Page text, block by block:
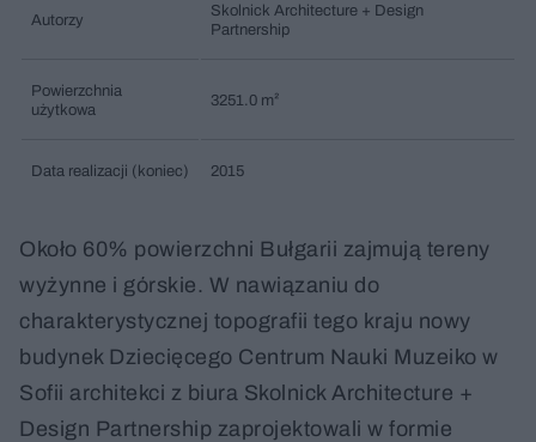
Autorzy
Skolnick Architecture + Design
Partnership
Powierzchnia
użytkowa
3251.0 m²
Data realizacji (koniec) 2015
Około 60% powierzchni Bułgarii zajmują tereny
wyżynne i górskie. W nawiązaniu do
charakterystycznej topografii tego kraju nowy
budynek Dziecięcego Centrum Nauki Muzeiko w
Sofii architekci z biura Skolnick Architecture +
Design Partnership zaprojektowali w formie